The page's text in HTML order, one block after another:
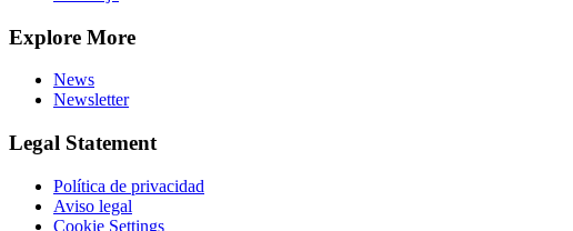
Explore More
News
Newsletter
Legal Statement
Política de privacidad
Aviso legal
Cookie Settings